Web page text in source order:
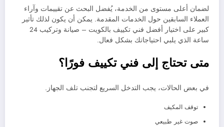
لضمان أعلى مستوى من الخدمة، يُفضل البحث عن تقييمات وآراء
العملاء السابقين حول الخدمات المقدمة. يمكن أن يكون لذلك تأثير
كبير على اختيار أفضل فني تكييف بالكويت – صيانة وتركيب 24
ساعة الذي يلبي احتياجاتك بشكل فعال.
متى تحتاج إلى فني تكييف فورًا؟
في بعض الحالات، يجب التدخل السريع لتجنب تلف الجهاز.
توقف المكيف
صوت غير طبيعي